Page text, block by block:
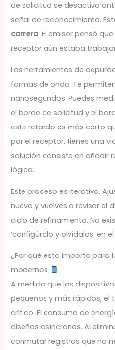
de solicitud se desactiva
señal de reconocimiento.
carrera. El emisor pensó
receptor aún estaba
Las herramientas de
formas de onda. Te
nanosegundos. Puedes
el borde de solicitud y el
este retardo es más corto
por el receptor, tienes una
solución consiste en añadir
lógica.
Este proceso es iterativo.
nuevo y vuelves a revisar el
ciclo de refinamiento. No
‘configúralo y olvídalos’ en
¿Por qué esto importa para
modernos
A medida que los
pequeños y más rápidos, el
crítico. El consumo de
diseños asíncronos. Al
conmutar registros que no